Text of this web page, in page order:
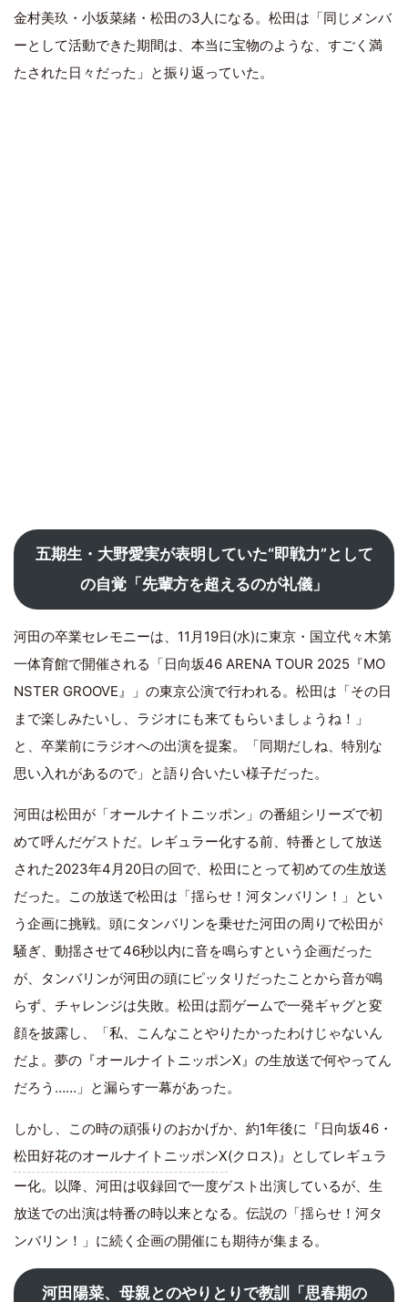
金村美玖・小坂菜緒・松田の3人になる。松田は「同じメンバ
ーとして活動できた期間は、本当に宝物のような、すごく満
たされた日々だった」と振り返っていた。
五期生・大野愛実が表明していた“即戦力”として
の自覚「先輩方を超えるのが礼儀」
河田の卒業セレモニーは、11月19日(水)に東京・国立代々木第
一体育館で開催される「日向坂46 ARENA TOUR 2025『MO
NSTER GROOVE』」の東京公演で行われる。松田は「その日
まで楽しみたいし、ラジオにも来てもらいましょうね！」
と、卒業前にラジオへの出演を提案。「同期だしね、特別な
思い入れがあるので」と語り合いたい様子だった。
河田は松田が「オールナイトニッポン」の番組シリーズで初
めて呼んだゲストだ。レギュラー化する前、特番として放送
された2023年4月20日の回で、松田にとって初めての生放送
だった。この放送で松田は「揺らせ！河タンバリン！」とい
う企画に挑戦。頭にタンバリンを乗せた河田の周りで松田が
騒ぎ、動揺させて46秒以内に音を鳴らすという企画だった
が、タンバリンが河田の頭にピッタリだったことから音が鳴
らず、チャレンジは失敗。松田は罰ゲームで一発ギャグと変
顔を披露し、「私、こんなことやりたかったわけじゃないん
だよ。夢の『オールナイトニッポンX』の生放送で何やってん
だろう……」と漏らす一幕があった。
しかし、この時の頑張りのおかげか、約1年後に『日向坂46・
松田好花のオールナイトニッポンX(クロス)』としてレギュラ
ー化。以降、河田は収録回で一度ゲスト出演しているが、生
放送での出演は特番の時以来となる。伝説の「揺らせ！河タ
ンバリン！」に続く企画の開催にも期待が集まる。
河田陽菜、母親とのやりとりで教訓「思春期の